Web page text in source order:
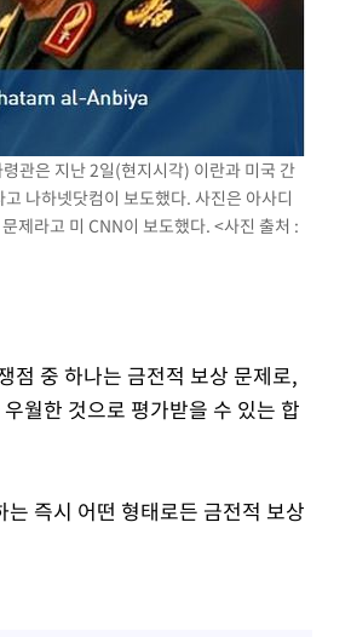
관은 지난 2일(현지시각) 이란과 미국 간
나하넷닷컴이 보도했다. 사진은 아사디
제라고 미 CNN이 보도했다. <사진 출처 :
점 중 하나는 금전적 보상 문제로,
월한 것으로 평가받을 수 있는 합
즉시 어떤 형태로든 금전적 보상